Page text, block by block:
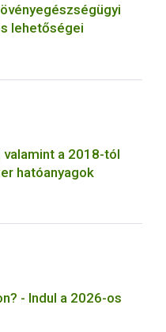
lehetőségei
a 2018-tól
hatóanyagok
- Indul a 2026-os